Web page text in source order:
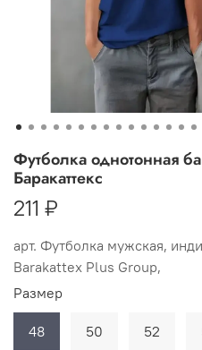
арт. Футболка мужская,
Barakattex Plus Group,
Футболка однотонная
Баракаттекс
211 ₽
Размер
48 50 52